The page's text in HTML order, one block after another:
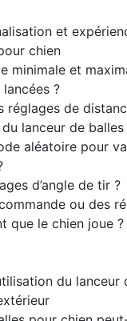
et
chien
minimale et
?
réglages de
lanceur de
aléatoire pour
d’angle de tir ?
ou des
que le chien joue ?
du lanceur